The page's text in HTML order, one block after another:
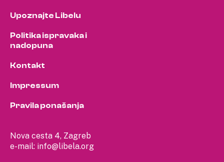
Nova cesta 4, Zagreb
e-mail: info@libela.org
Upoznajte Libelu
Politika ispravaka i
nadopuna
Kontakt
Impressum
Pravila ponašanja